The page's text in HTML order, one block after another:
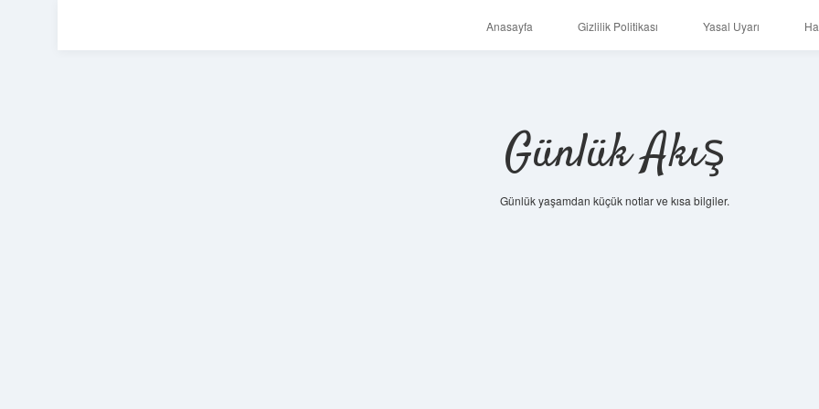
Anasayfa Gizlilik Politikası Yasal Uyarı
Günlük Akış
Günlük yaşamdan küçük notlar ve kısa bilgiler.